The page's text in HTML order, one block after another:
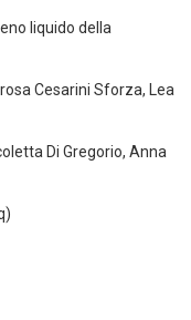
liquido della
Cesarini Sforza, Lea
Di Gregorio, Anna
)